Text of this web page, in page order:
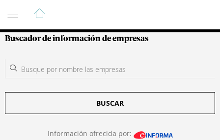
Guía de Empresas Colombianas
Buscador de información de empresas
BUSCAR
Información ofrecida por: